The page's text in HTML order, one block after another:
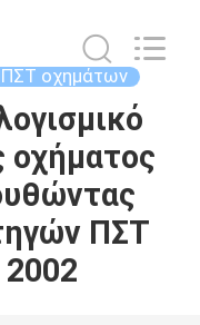
ΠΣΤ οχημάτων
οχήματος
ΠΣΤ